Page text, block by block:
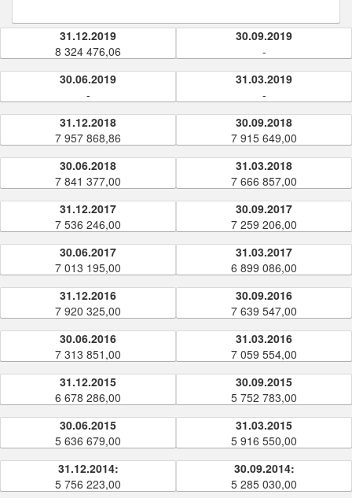
31.12.2019
8 324 476,06
30.09.2019
-
30.06.2019
-
31.03.2019
-
31.12.2018
7 957 868,86
30.09.2018
7 915 649,00
30.06.2018
7 841 377,00
31.03.2018
7 666 857,00
31.12.2017
7 536 246,00
30.09.2017
7 259 206,00
30.06.2017
7 013 195,00
31.03.2017
6 899 086,00
31.12.2016
7 920 325,00
30.09.2016
7 639 547,00
30.06.2016
7 313 851,00
31.03.2016
7 059 554,00
31.12.2015
6 678 286,00
30.09.2015
5 752 783,00
30.06.2015
5 636 679,00
31.03.2015
5 916 550,00
31.12.2014:
5 756 223,00
30.09.2014:
5 285 030,00